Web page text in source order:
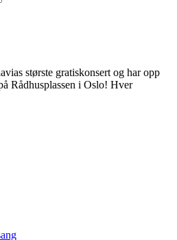
største gratiskonsert og har opp
Rådhusplassen i Oslo! Hver